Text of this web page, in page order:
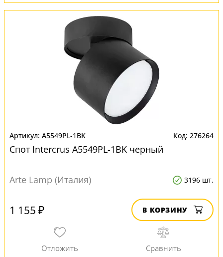
A5549PL-1BK 276264
Спот Intercrus A5549PL-1BK черный
Arte Lamp (Италия) 3196 шт.
1 155 ₽ В КОРЗИНУ